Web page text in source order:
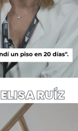
ELISA RUÍZ